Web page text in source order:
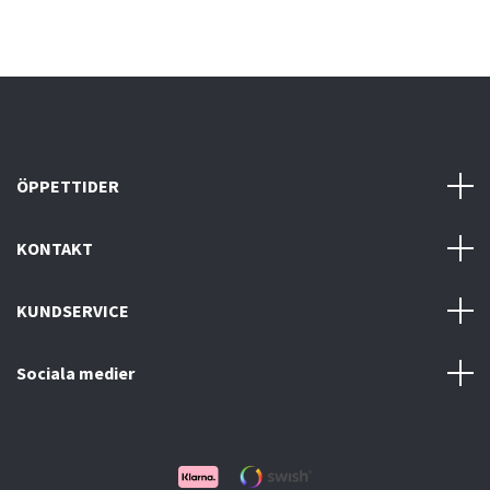
ÖPPETTIDER
KONTAKT
KUNDSERVICE
Sociala medier